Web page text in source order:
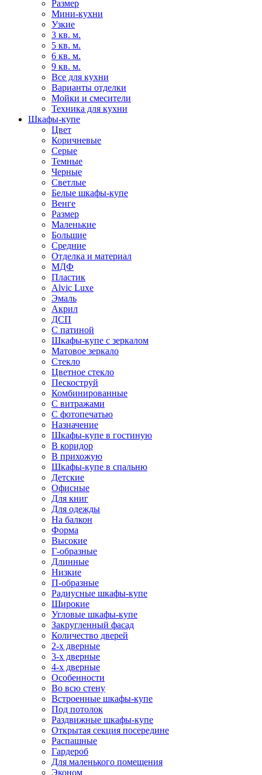
Размер
Мини-кухни
Узкие
3 кв. м.
5 кв. м.
6 кв. м.
9 кв. м.
Все для кухни
Варианты отделки
Мойки и смесители
Техника для кухни
Шкафы-купе
Цвет
Коричневые
Серые
Темные
Черные
Светлые
Белые шкафы-купе
Венге
Размер
Маленькие
Большие
Средние
Отделка и материал
МДФ
Пластик
Alvic Luxe
Эмаль
Акрил
ДСП
С патиной
Шкафы-купе с зеркалом
Матовое зеркало
Стекло
Цветное стекло
Пескоструй
Комбинированные
С витражами
С фотопечатью
Назначение
Шкафы-купе в гостиную
В коридор
В прихожую
Шкафы-купе в спальню
Детские
Офисные
Для книг
Для одежды
На балкон
Форма
Высокие
Г-образные
Длинные
Низкие
П-образные
Радиусные шкафы-купе
Широкие
Угловые шкафы-купе
Закругленный фасад
Количество дверей
2-х дверные
3-х дверные
4-х дверные
Особенности
Во всю стену
Встроенные шкафы-купе
Под потолок
Раздвижные шкафы-купе
Открытая секция посередине
Распашные
Гардероб
Для маленького помещения
Эконом